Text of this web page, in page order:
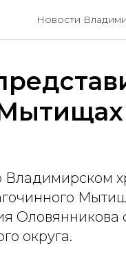
Новости
Владимирском
Оловянникова
округа.